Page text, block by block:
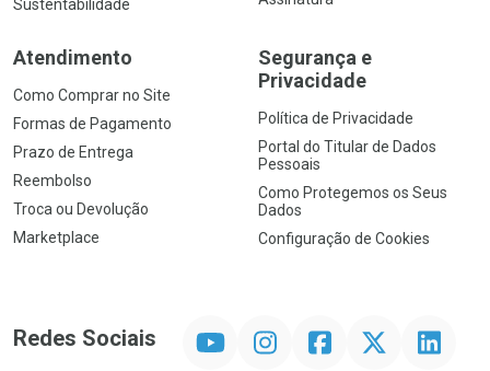
Sustentabilidade
Atendimento
Como Comprar no Site
Formas de Pagamento
Prazo de Entrega
Reembolso
Troca ou Devolução
Marketplace
Segurança e
Privacidade
Política de Privacidade
Portal do Titular de Dados
Pessoais
Como Protegemos os Seus
Dados
Configuração de Cookies
Redes Sociais InstagramFacebookTwitter Linkedin